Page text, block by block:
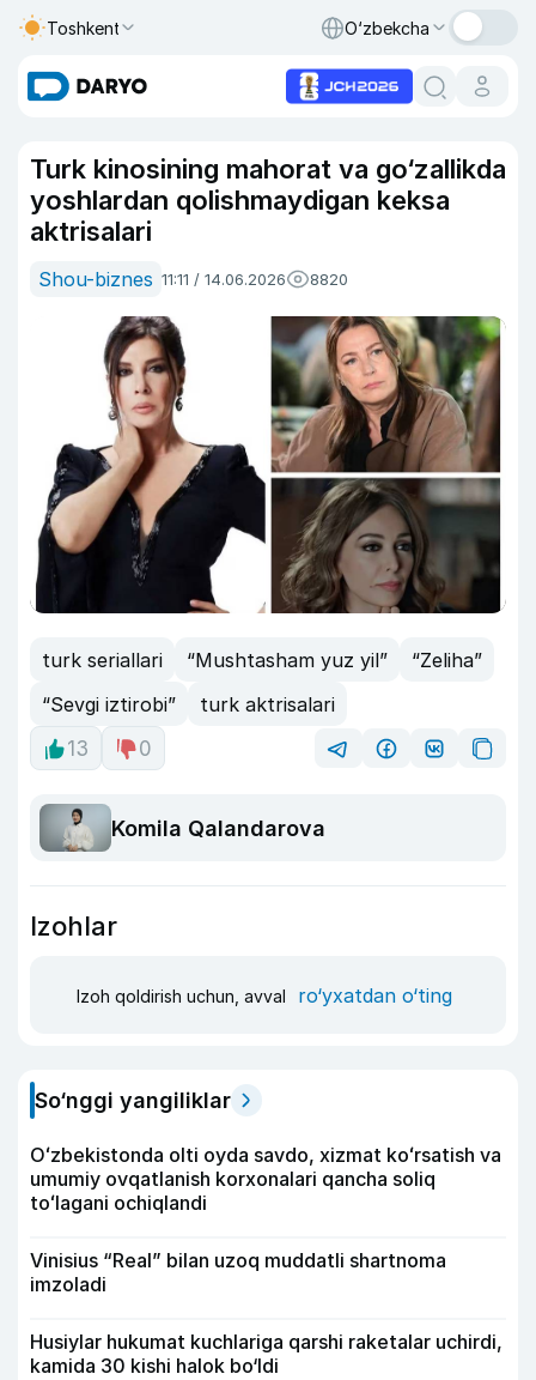
Toshkent O‘zbekcha
Turk kinosining mahorat va go‘zallikda
yoshlardan qolishmaydigan keksa
aktrisalari
Shou-biznes 11:11 / 14.06.2026 8820
turk seriallari “Mushtasham yuz yil”
“Zeliha”
“Sevgi iztirobi”
turk aktrisalari
13
0
Komila Qalandarova
Izohlar
Izoh qoldirish uchun, avval ro‘yxatdan o‘ting
So‘nggi yangiliklar
Oʻzbekistonda olti oyda savdo, xizmat koʻrsatish va
umumiy ovqatlanish korxonalari qancha soliq
toʻlagani ochiqlandi
Vinisius “Real” bilan uzoq muddatli shartnoma
imzoladi
Husiylar hukumat kuchlariga qarshi raketalar uchirdi,
kamida 30 kishi halok bo‘ldi